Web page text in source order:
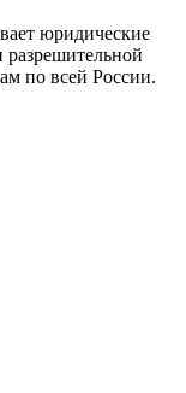
юридические
разрешительной
по всей России.